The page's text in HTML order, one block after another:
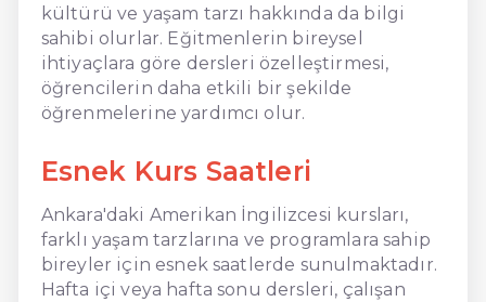
kültürü ve yaşam tarzı hakkında da bilgi
sahibi olurlar. Eğitmenlerin bireysel
ihtiyaçlara göre dersleri özelleştirmesi,
öğrencilerin daha etkili bir şekilde
öğrenmelerine yardımcı olur.
Esnek Kurs Saatleri
Ankara'daki Amerikan İngilizcesi kursları,
farklı yaşam tarzlarına ve programlara sahip
bireyler için esnek saatlerde sunulmaktadır.
Hafta içi veya hafta sonu dersleri, çalışan